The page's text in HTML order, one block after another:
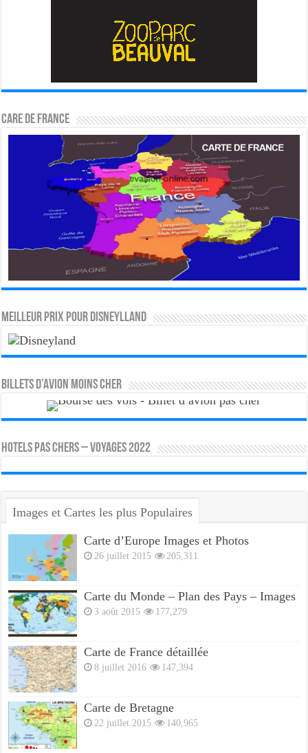
CARE DE FRANCE
MEILLEUR PRIX POUR DISNEYLLAND
Billets d’avion moins cher
HOTELS PAS CHERS – VOYAGES 2022
Images et Cartes les plus Populaires
Carte d’Europe Images et Photos
26 juillet 2015 205,311
Carte du Monde – Plan des Pays – Images
3 août 2015 177,279
Carte de France détaillée
8 juillet 2016 147,394
Carte de Bretagne
22 juillet 2015 140,965